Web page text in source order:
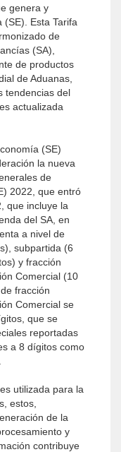
genera y
Esta Tarifa
de
(SA),
de productos
de Aduanas,
tendencias del
actualizada
(SE)
la nueva
de
2022, que entró
que incluye la
del SA, en
a nivel de
subpartida (6
y fracción
Comercial (10
fracción
Comercial se
que se
reportadas
a 8 dígitos como
utilizada para la
estos,
de la
y
contribuye